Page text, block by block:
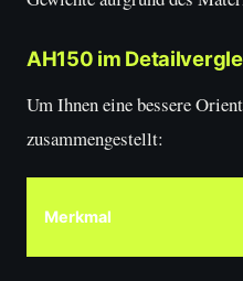
AH150 im
Um Ihnen eine bessere
zusammengestellt:
Merkmal